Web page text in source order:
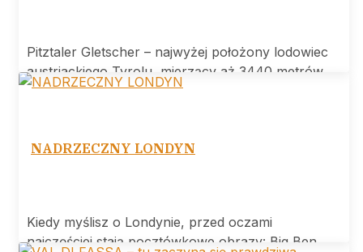
Pitztaler Gletscher – najwyżej położony lodowiec
austriackiego Tyrolu, mierzący aż 3440 metrów
wysokości.
NADRZECZNY LONDYN
Kiedy myślisz o Londynie, przed oczami
najczęściej stają pocztówkowe obrazy: Big Ben,